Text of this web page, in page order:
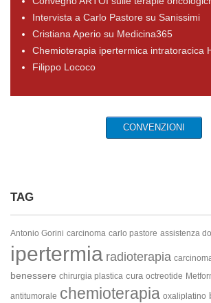
Intervista a Carlo Pastore su Sanissimi
Cristiana Aperio su Medicina365
Chemioterapia ipertermica intratoracica
Filippo Lococo
CONVENZIONI
TAG
Antonio Gorini carcinoma carlo pastore assistenza
ipertermia radioterapia
benessere chirurgia plastica cura octreotide
antitumorale chemioterapia oxaliplatino